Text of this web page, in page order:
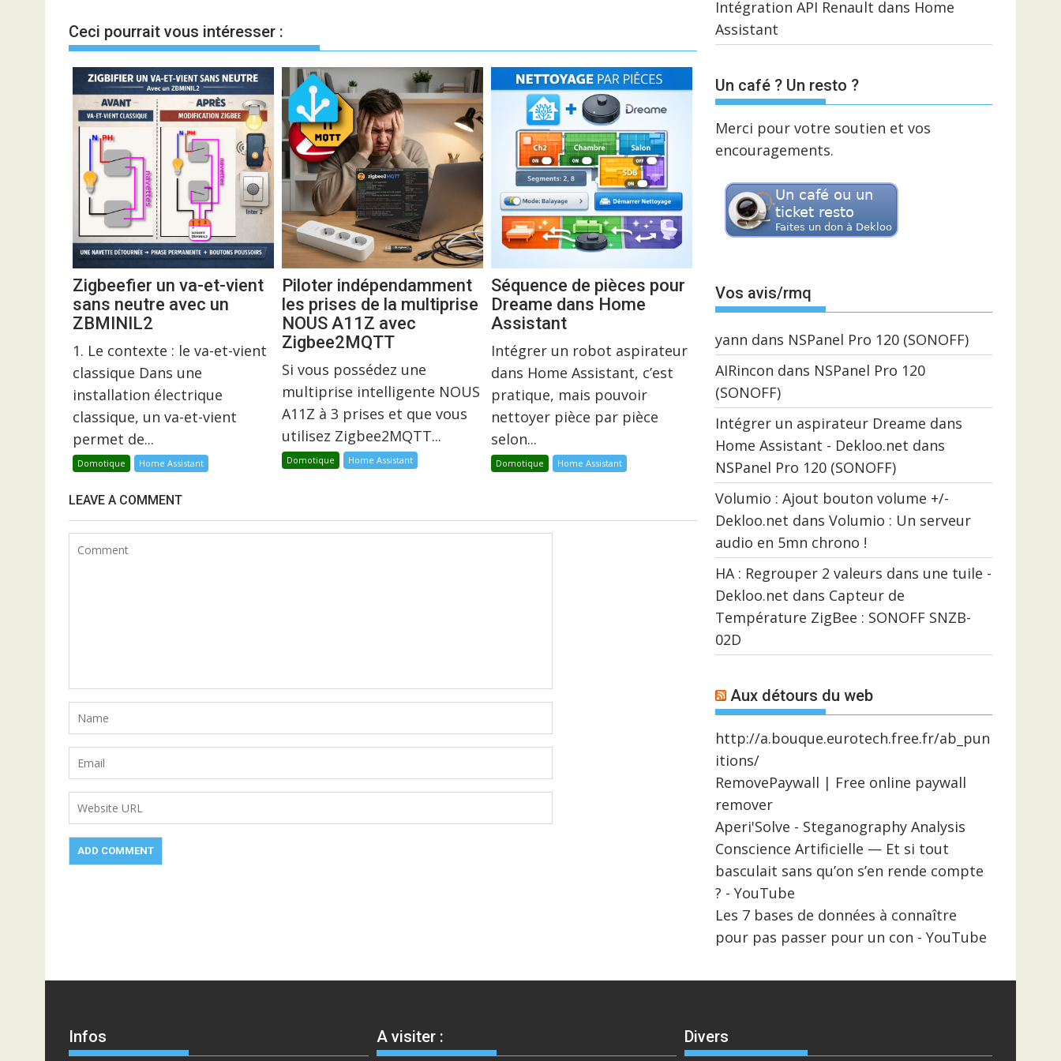
Ceci pourrait vous intéresser :
Zigbeefier un va-et-vient
sans neutre avec un
ZBMINIL2
1. Le contexte : le va-et-vient
classique Dans une
installation électrique
classique, un va-et-vient
permet de...
Domotique Home Assistant
Piloter indépendamment
les prises de la multiprise
NOUS A11Z avec
Zigbee2MQTT
Si vous possédez une
multiprise intelligente NOUS
A11Z à 3 prises et que vous
utilisez Zigbee2MQTT...
Domotique Home Assistant
Séquence de pièces pour
Dreame dans Home
Assistant
Intégrer un robot aspirateur
dans Home Assistant, c’est
pratique, mais pouvoir
nettoyer pièce par pièce
selon...
Domotique Home Assistant
LEAVE A COMMENT
Intégration API Renault dans Home
Assistant
Un café ? Un resto ?
Merci pour votre soutien et vos
encouragements.
Vos avis/rmq
yann dans NSPanel Pro 120 (SONOFF)
AIRincon dans NSPanel Pro 120
(SONOFF)
Intégrer un aspirateur Dreame dans
Home Assistant - Dekloo.net dans
NSPanel Pro 120 (SONOFF)
Volumio : Ajout bouton volume +/-
Dekloo.net dans Volumio : Un serveur
audio en 5mn chrono !
HA : Regrouper 2 valeurs dans une tuile -
Dekloo.net dans Capteur de
Température ZigBee : SONOFF SNZB-
02D
Aux détours du web
http://a.bouque.eurotech.free.fr/ab_pun
itions/
RemovePaywall | Free online paywall
remover
Aperi'Solve - Steganography Analysis
Conscience Artificielle — Et si tout
basculait sans qu’on s’en rende compte
? - YouTube
Les 7 bases de données à connaître
pour pas passer pour un con - YouTube
Infos A visiter : Divers